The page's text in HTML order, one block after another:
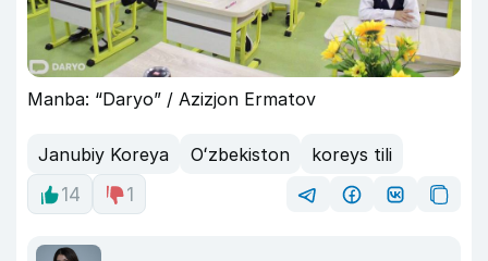
Manba: “Daryo” / Azizjon Ermatov
Janubiy Koreya Oʻzbekiston
koreys tili
14
1